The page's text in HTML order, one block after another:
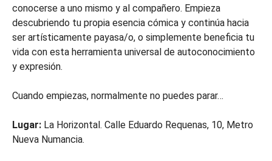
conocerse a uno mismo y al compañero. Empieza
descubriendo tu propia esencia cómica y continúa hacia
ser artísticamente payasa/o, o simplemente beneficia tu
vida con esta herramienta universal de autoconocimiento
y expresión.
Cuando empiezas, normalmente no puedes parar…
Lugar: La Horizontal. Calle Eduardo Requenas, 10, Metro
Nueva Numancia.